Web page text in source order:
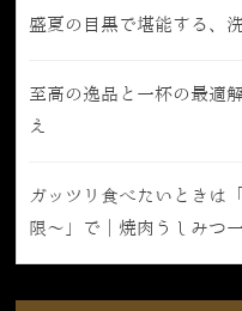
盛夏の目黒で堪能する、
至高の逸品と一杯の最適
え
ガッツリ食べたいときは
限〜」で｜焼肉うしみつ